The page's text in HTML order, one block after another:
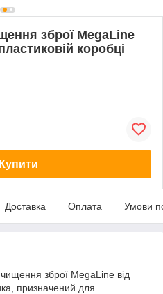
зброї MegaLine
коробці
Купити
Доставка Оплата Умови
зброї MegaLine від
призначений для